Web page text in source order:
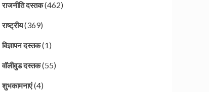
राजनीति दस्तक(462)
राष्ट्रीय(369)
विज्ञापन दस्तक(1)
वॉलीवुड दस्तक(55)
शुभकामनाएं(4)